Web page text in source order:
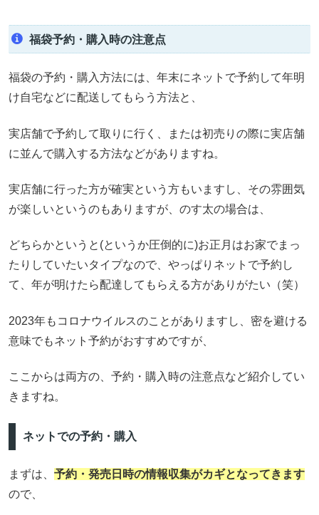
福袋予約・購入時の注意点
福袋の予約・購入方法には、年末にネットで予約して年明
け自宅などに配送してもらう方法と、
実店舗で予約して取りに行く、または初売りの際に実店舗
に並んで購入する方法などがありますね。
実店舗に行った方が確実という方もいますし、その雰囲気
が楽しいというのもありますが、のす太の場合は、
どちらかというと(というか圧倒的に)お正月はお家でまっ
たりしていたいタイプなので、やっぱりネットで予約し
て、年が明けたら配達してもらえる方がありがたい（笑）
2023年もコロナウイルスのことがありますし、密を避ける
意味でもネット予約がおすすめですが、
ここからは両方の、予約・購入時の注意点など紹介してい
きますね。
ネットでの予約・購入
まずは、 予約・発売日時の情報収集がカギとなってきます
ので、